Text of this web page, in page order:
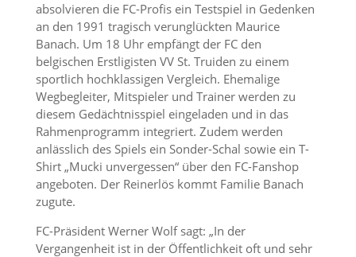
absolvieren die FC-Profis ein Testspiel in Gedenken
an den 1991 tragisch verunglückten Maurice
Banach. Um 18 Uhr empfängt der FC den
belgischen Erstligisten VV St. Truiden zu einem
sportlich hochklassigen Vergleich. Ehemalige
Wegbegleiter, Mitspieler und Trainer werden zu
diesem Gedächtnisspiel eingeladen und in das
Rahmenprogramm integriert. Zudem werden
anlässlich des Spiels ein Sonder-Schal sowie ein T-
Shirt „Mucki unvergessen“ über den FC-Fanshop
angeboten. Der Reinerlös kommt Familie Banach
zugute.
FC-Präsident Werner Wolf sagt: „In der
Vergangenheit ist in der Öffentlichkeit oft und sehr